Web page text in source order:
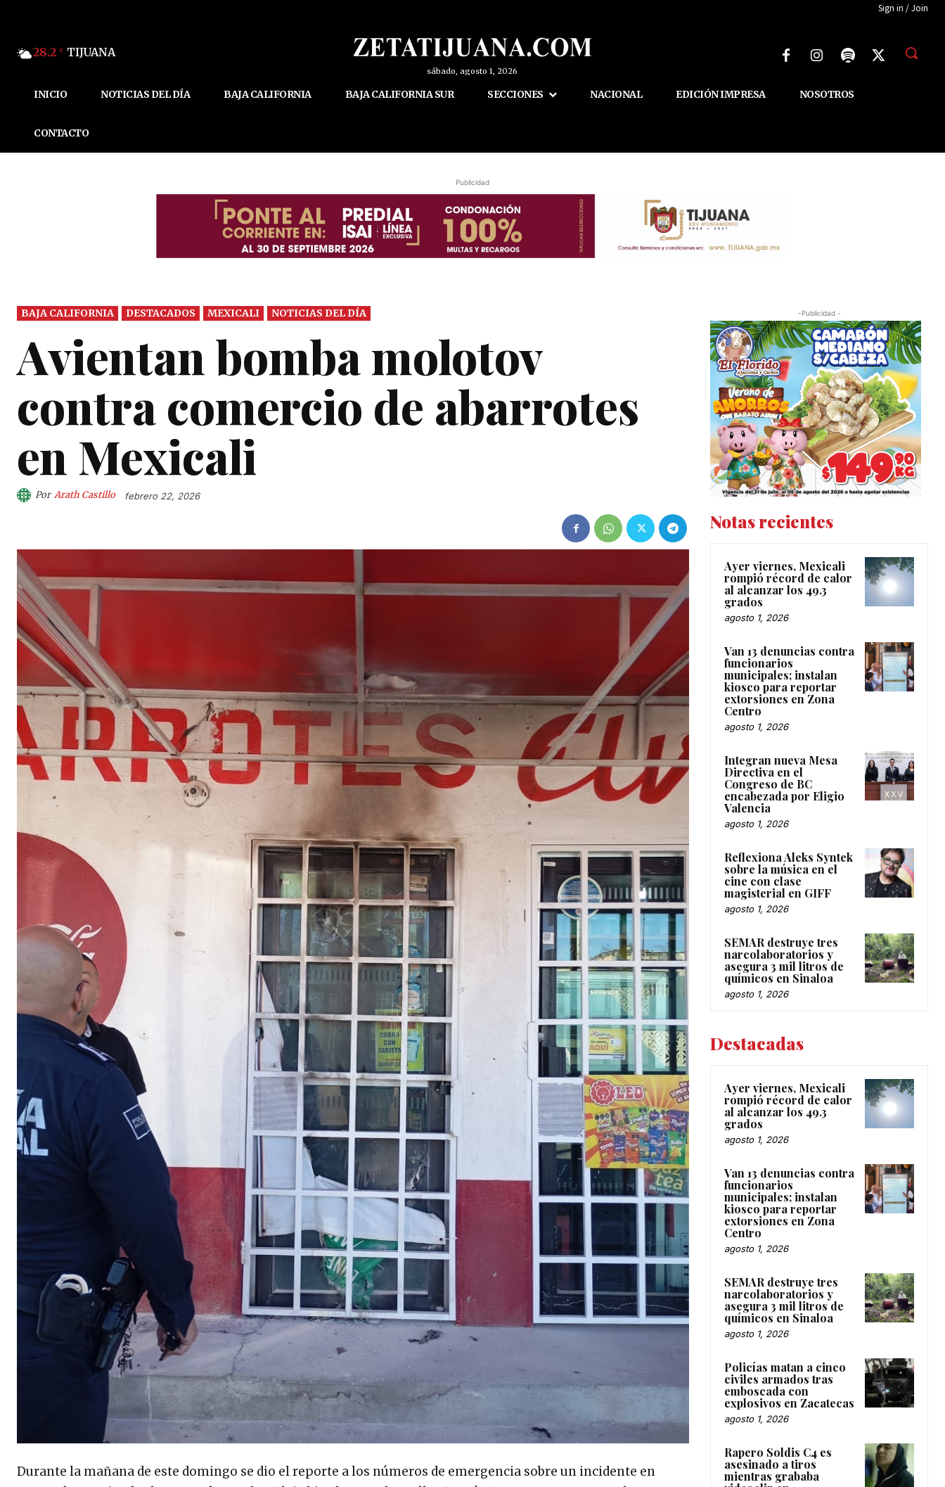
Sign in / Join
28.2 C TIJUANA
sábado, agosto 1, 2026
INICIO NOTICIAS DEL DÍA BAJA CALIFORNIA BAJA CALIFORNIA SUR SECCIONES NACIONAL EDICIÓN IMPRESA NOSOTROS
CONTACTO
Publicidad
BAJA CALIFORNIA DESTACADOS MEXICALI NOTICIAS DEL DÍA
Avientan bomba molotov
contra comercio de abarrotes
en Mexicali
Por Arath Castillo febrero 22, 2026
Durante la mañana de este domingo se dio el reporte a los números de emergencia sobre un incidente en
-Publicidad -
Notas recientes
Ayer viernes, Mexicali
rompió récord de calor
al alcanzar los 49.3
grados
agosto 1, 2026
Van 13 denuncias contra
funcionarios
municipales; instalan
kiosco para reportar
extorsiones en Zona
Centro
agosto 1, 2026
Integran nueva Mesa
Directiva en el
Congreso de BC
encabezada por Eligio
Valencia
agosto 1, 2026
Reflexiona Aleks Syntek
sobre la música en el
cine con clase
magisterial en GIFF
agosto 1, 2026
SEMAR destruye tres
narcolaboratorios y
asegura 3 mil litros de
químicos en Sinaloa
agosto 1, 2026
Destacadas
Ayer viernes, Mexicali
rompió récord de calor
al alcanzar los 49.3
grados
agosto 1, 2026
Van 13 denuncias contra
funcionarios
municipales; instalan
kiosco para reportar
extorsiones en Zona
Centro
agosto 1, 2026
SEMAR destruye tres
narcolaboratorios y
asegura 3 mil litros de
químicos en Sinaloa
agosto 1, 2026
Policías matan a cinco
civiles armados tras
emboscada con
explosivos en Zacatecas
agosto 1, 2026
Rapero Soldis C4 es
asesinado a tiros
mientras grababa